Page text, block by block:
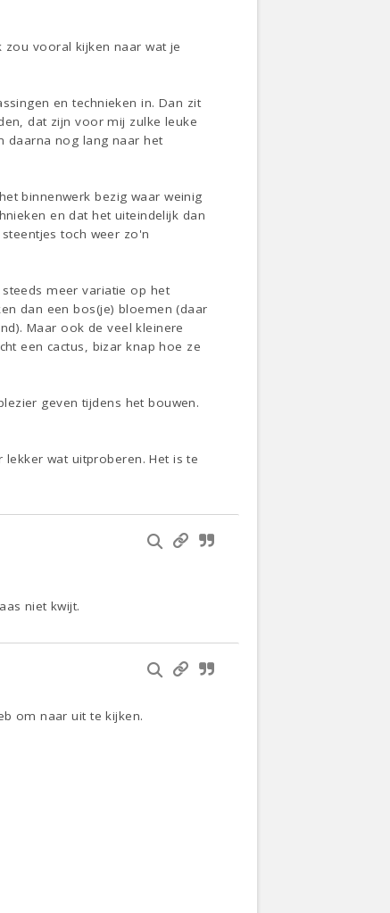
zou vooral kijken naar wat je
en technieken in. Dan zit
dat zijn voor mij zulke leuke
daarna nog lang naar het
binnenwerk bezig waar weinig
en dat het uiteindelijk dan
toch weer zo'n
meer variatie op het
dan een bos(je) bloemen (daar
Maar ook de veel kleinere
een cactus, bizar knap hoe ze
geven tijdens het bouwen.
wat uitproberen. Het is te
niet kwijt.
om naar uit te kijken.